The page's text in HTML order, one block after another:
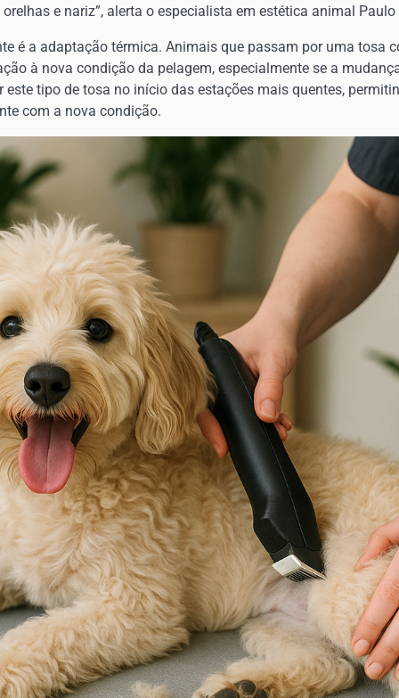
e nariz”, alerta o especialista em estética animal Paulo
é a adaptação térmica. Animais que passam por uma tosa
à nova condição da pelagem, especialmente se a
este tipo de tosa no início das estações mais quentes,
com a nova condição.